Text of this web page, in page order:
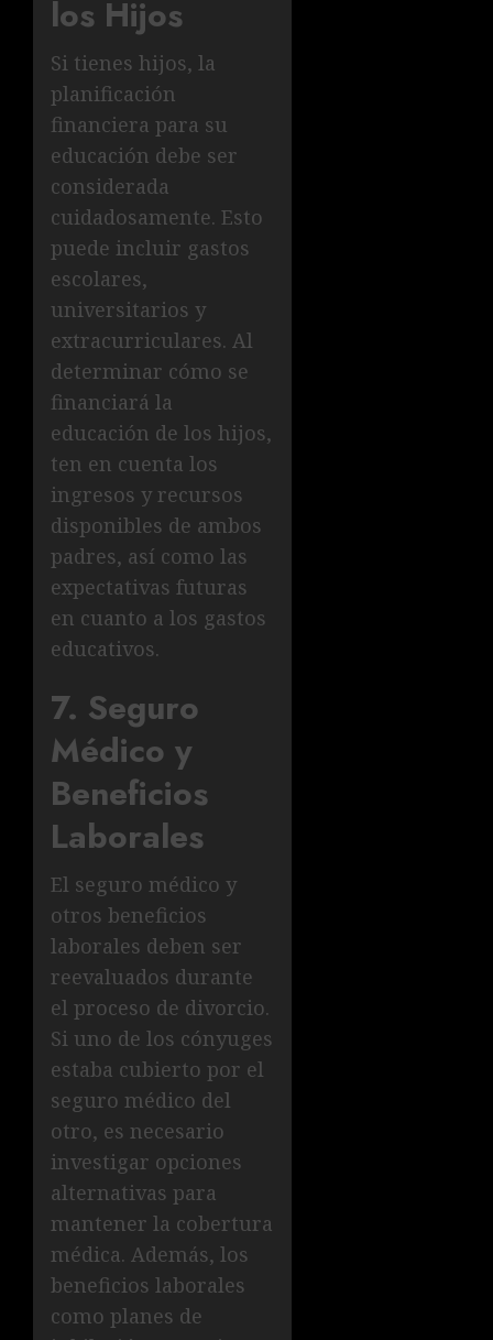
los Hijos
Si tienes hijos, la
planificación
financiera para su
educación debe ser
considerada
cuidadosamente. Esto
puede incluir gastos
escolares,
universitarios y
extracurriculares. Al
determinar cómo se
financiará la
educación de los hijos,
ten en cuenta los
ingresos y recursos
disponibles de ambos
padres, así como las
expectativas futuras
en cuanto a los gastos
educativos.
7. Seguro
Médico y
Beneficios
Laborales
El seguro médico y
otros beneficios
laborales deben ser
reevaluados durante
el proceso de divorcio.
Si uno de los cónyuges
estaba cubierto por el
seguro médico del
otro, es necesario
investigar opciones
alternativas para
mantener la cobertura
médica. Además, los
beneficios laborales
como planes de